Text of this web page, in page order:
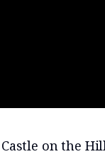
on the